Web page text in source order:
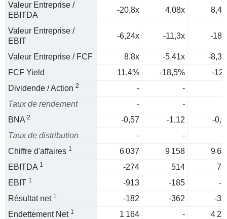
Valeur Entreprise /
EBITDA
-20,8x 4,08x
Valeur Entreprise /
EBIT
-6,24x -11,3x -
Valeur Entreprise / FCF 8,8x -5,41x
-
FCF Yield
11,4% -18,5%
-
Dividende / Action 2 -
-
Taux de rendement
-
-
BNA 2 -0,57 -1,12
-
Taux de distribution
-
-
Chiffre d'affaires 1 6 037 9 158
9
EBITDA 1 -274 514
EBIT 1 -913 -185
-
Résultat net 1 -182 -362
-
Endettement Net 1 1 164 -
4